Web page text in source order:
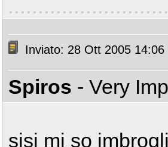
Inviato: 28 Ott 2005 14:06
Spiros - Very
sisi mi so